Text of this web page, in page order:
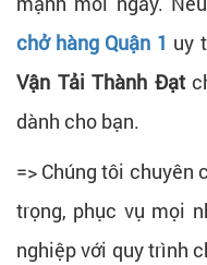
chở hàng Quận 1 uy
Vận Tải Thành Đạt
dành cho bạn.
=> Chúng tôi chuyên
trọng, phục vụ mọi
nghiệp với quy trình